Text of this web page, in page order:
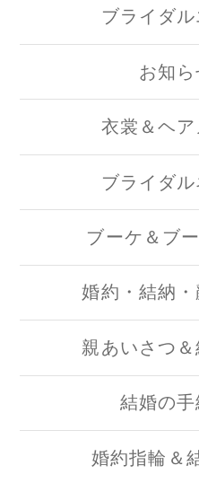
ブライダル
お知ら
衣裳＆ヘア
ブライダル
ブーケ＆ブ
婚約・結納・
親あいさつ＆
結婚の手
婚約指輪＆